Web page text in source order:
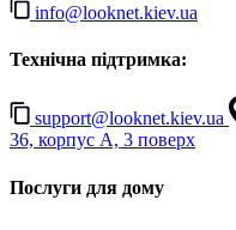
info@looknet.kiev.ua
Технічна підтримка:
support@looknet.kiev.ua
36, корпус А, 3 поверх
Послуги для дому